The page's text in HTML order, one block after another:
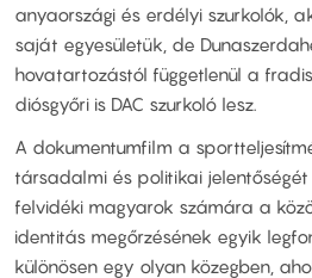
anyaországi és erdélyi szurkolók,
saját egyesületük, de
hovatartozástól függetlenül a
diósgyőri is DAC szurkoló lesz.
A dokumentumfilm a
társadalmi és politikai jelentőségét
felvidéki magyarok számára a
identitás megőrzésének egyik
különösen egy olyan közegben,